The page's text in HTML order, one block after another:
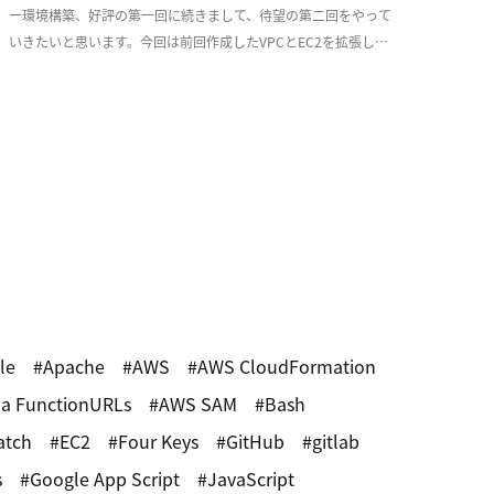
ー環境構築、好評の第一回に続きまして、待望の第二回をやって
いきたいと思います。今回は前回作成したVPCとEC2を拡張し、
Apache AWS
AWS CloudFormation
FunctionURLs
AWS SAM
Bash
EC2 Four Keys GitHub
gitlab
Google App Script JavaScript